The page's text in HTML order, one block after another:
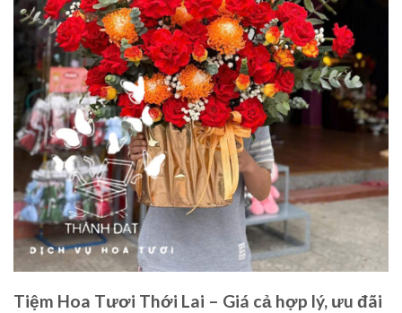
Tiệm Hoa Tươi Thới Lai – Giá cả hợp lý, ưu đãi